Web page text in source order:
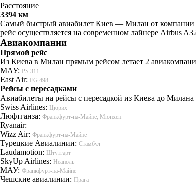
Расстояние
3394 км
Самый быстрый авиабилет Киев — Милан от компании
рейс осуществляется на современном лайнере Airbus
Авиакомпании
Прямой рейс
Из Киева в Милан прямым рейсом летает 2
МАУ: PS 311
East Air: EG 498
Рейсы с пересадками
Авиабилеты на рейсы с пересадкой из Киева до
Swiss Airlines: Цюрих
Люфтганза: Франкфурт-на-Майне, Мюнхен
Ryanair:
Wizz Air: Франкфурт-на-Майне
Турецкие Авиалинии: Стамбул
Laudamotion: Штутгарт
SkyUp Airlines: Неаполь
МАУ: Франкфурт-на-Майне
Чешские авиалинии: Прага